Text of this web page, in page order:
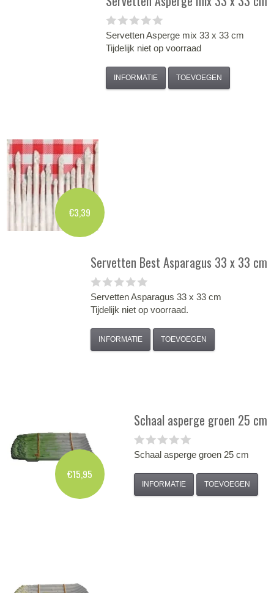
Servetten Asperge mix 33 x 33 cm
Tijdelijk niet op voorraad
INFORMATIE TOEVOEGEN
€3,39
Servetten Best Asparagus 33 x 33 cm
Servetten Asparagus 33 x 33 cm
Tijdelijk niet op voorraad.
INFORMATIE TOEVOEGEN
€15,95
Schaal asperge groen 25 cm
Schaal asperge groen 25 cm
INFORMATIE TOEVOEGEN